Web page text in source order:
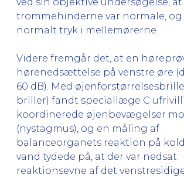
trommehinderne var normale, og
normalt tryk i mellemørerne.
Videre fremgår det, at en
hørenedsættelse på venstre øre
60 dB). Med
briller) fandt speciallæge C
koordinerede øjenbevægelser
(nystagmus), og en måling af
balanceorganets reaktion på
vand tydede på, at der var nedsat
reaktionsevne af det